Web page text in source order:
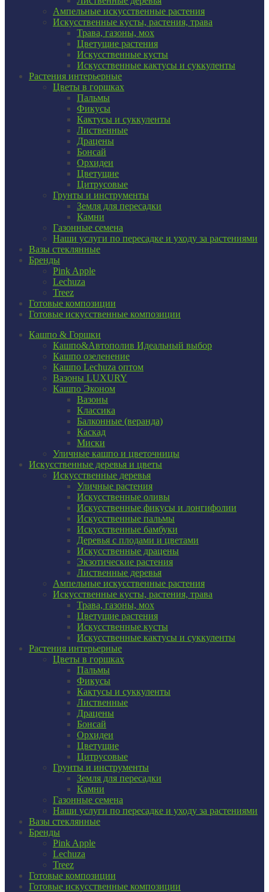
Ампельные искусственные растения
Искусственные кусты, растения, трава
Трава, газоны, мох
Цветущие растения
Искусственные кусты
Искусственные кактусы и суккуленты
Растения интерьерные
Цветы в горшках
Пальмы
Фикусы
Кактусы и суккуленты
Лиственные
Драцены
Бонсай
Орхидеи
Цветущие
Цитрусовые
Грунты и инструменты
Земля для пересадки
Камни
Газонные семена
Наши услуги по пересадке и уходу за растениями
Вазы стеклянные
Бренды
Pink Apple
Lechuza
Treez
Готовые композиции
Готовые искусственные композиции
Кашпо & Горшки
Кашпо&Автополив Идеальный выбор
Кашпо озеленение
Кашпо Lechuza оптом
Вазоны LUXURY
Кашпо Эконом
Вазоны
Классика
Балконные (веранда)
Каскад
Миски
Уличные кашпо и цветочницы
Искусственные деревья и цветы
Искусственные деревья
Уличные растения
Искусственные оливы
Искусственные фикусы и лонгифолии
Искусственные пальмы
Искусственные бамбуки
Деревья с плодами и цветами
Искусственные драцены
Экзотические растения
Лиственные деревья
Ампельные искусственные растения
Искусственные кусты, растения, трава
Трава, газоны, мох
Цветущие растения
Искусственные кусты
Искусственные кактусы и суккуленты
Растения интерьерные
Цветы в горшках
Пальмы
Фикусы
Кактусы и суккуленты
Лиственные
Драцены
Бонсай
Орхидеи
Цветущие
Цитрусовые
Грунты и инструменты
Земля для пересадки
Камни
Газонные семена
Наши услуги по пересадке и уходу за растениями
Вазы стеклянные
Бренды
Pink Apple
Lechuza
Treez
Готовые композиции
Готовые искусственные композиции